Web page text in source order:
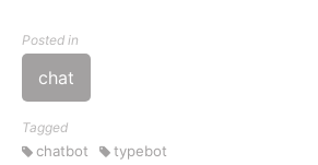
Posted in
chat
Tagged
chatbot typebot